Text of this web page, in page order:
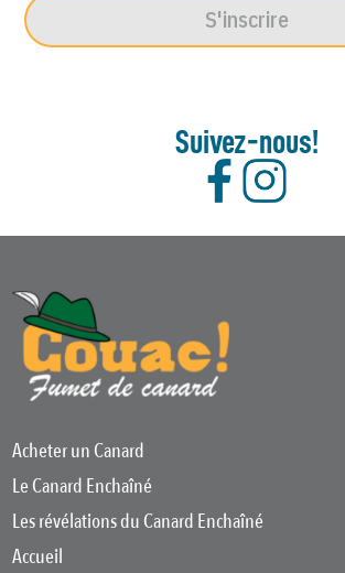
S'inscrire
Suivez-nous!
Acheter un Canard
Le Canard Enchaîné
Les révélations du Canard Enchaîné
Accueil